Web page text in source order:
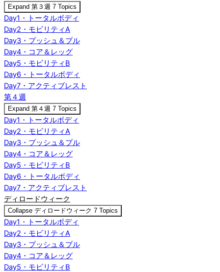
Expand 第３週 7 Topics
Day1・トータルボディ
Day2・モビリティA
Day3・プッシュ＆プル
Day4・コア＆レッグ
Day5・モビリティB
Day6・トータルボディ
Day7・アクティブレスト
第４週
Expand 第４週 7 Topics
Day1・トータルボディ
Day2・モビリティA
Day3・プッシュ＆プル
Day4・コア＆レッグ
Day5・モビリティB
Day6・トータルボディ
Day7・アクティブレスト
ディロードウィーク
Collapse ディロードウィーク 7 Topics
Day1・トータルボディ
Day2・モビリティA
Day3・プッシュ＆プル
Day4・コア＆レッグ
Day5・モビリティB